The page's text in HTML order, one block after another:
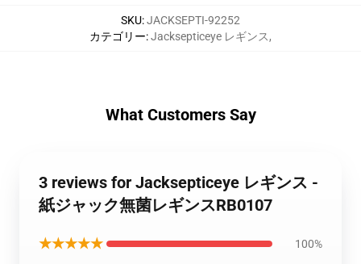
SKU:JACKSEPTI-92252
カテゴリー:Jacksepticeye レギンス,
What Customers Say
3 reviews for Jacksepticeye レギンス -
紙ジャック無菌レギンスRB0107
★★★★★ 100%